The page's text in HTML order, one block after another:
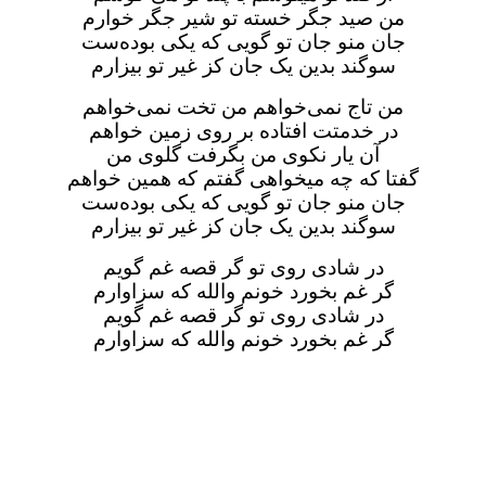
من صید جگر خسته تو شیر جگر خوارم
جان منو جان تو گویی که یکی بوده‌ست
سوگند بدین یک جان کز غیر تو بیزارم
من تاج نمی‌خواهم من تخت نمی‌خواهم
در خدمتت افتاده بر روی زمین خواهم
آن یار نکوی من بگرفت گلوی من
گفتا که چه میخواهی گفتم که همین خواهم
جان منو جان تو گویی که یکی بوده‌ست
سوگند بدین یک جان کز غیر تو بیزارم
در شادی روی تو گر قصه غم گویم
گر غم بخورد خونم والله که سزاوارم
در شادی روی تو گر قصه غم گویم
گر غم بخورد خونم والله که سزاوارم